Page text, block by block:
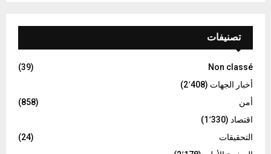
تصنيفات
Non classé
(39)
أخبار الجهات (2٬408)
أمن
(858)
اقتصاد (1٬330)
التحقيقات
(24)